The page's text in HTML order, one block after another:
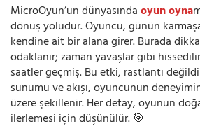
MicroOyun’un dünyasındaoyun oyna
dönüş yoludur. Oyuncu, günün
kendine ait bir alana girer. Burada
odaklanır; zaman yavaşlar gibi
saatler geçmiş. Bu etki, rastlantı
sunumu ve akışı, oyuncunun
üzere şekillenir. Her detay, oyunun
ilerlemesi için düşünülür. 🎯